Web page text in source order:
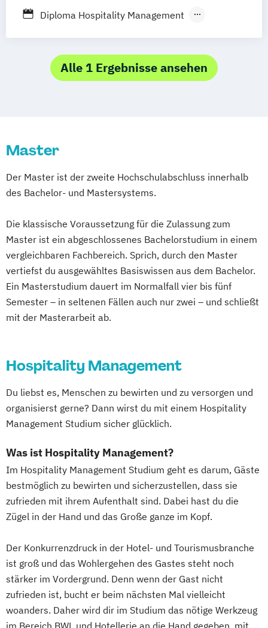
Diploma Hospitality Management
Higher Diploma Hospitality Management
Hospitality Management
Postgraduate Diploma Hospitality
Alle 1 Ergebnisse ansehen
Master
Der Master ist der zweite Hochschulabschluss innerhalb
des Bachelor- und Mastersystems.
Die klassische Voraussetzung für die Zulassung zum
Master ist ein abgeschlossenes Bachelorstudium in einem
vergleichbaren Fachbereich. Sprich, durch den Master
vertiefst du ausgewähltes Basiswissen aus dem Bachelor.
Ein Masterstudium dauert im Normalfall vier bis fünf
Semester – in seltenen Fällen auch nur zwei – und schließt
mit der Masterarbeit ab.
Hospitality Management
Du liebst es, Menschen zu bewirten und zu versorgen und
organisierst gerne? Dann wirst du mit einem Hospitality
Management Studium sicher glücklich.
Was ist Hospitality Management?
Im Hospitality Management Studium geht es darum, Gäste
bestmöglich zu bewirten und sicherzustellen, dass sie
zufrieden mit ihrem Aufenthalt sind. Dabei hast du die
Zügel in der Hand und das Große ganze im Kopf.
Der Konkurrenzdruck in der Hotel- und Tourismusbranche
ist groß und das Wohlergehen des Gastes steht noch
stärker im Vordergrund. Denn wenn der Gast nicht
zufrieden ist, bucht er beim nächsten Mal vielleicht
woanders. Daher wird dir im Studium das nötige Werkzeug
im Bereich BWL und Hotellerie an die Hand gegeben, mit